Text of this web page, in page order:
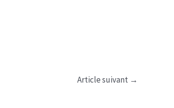
Article suivant →